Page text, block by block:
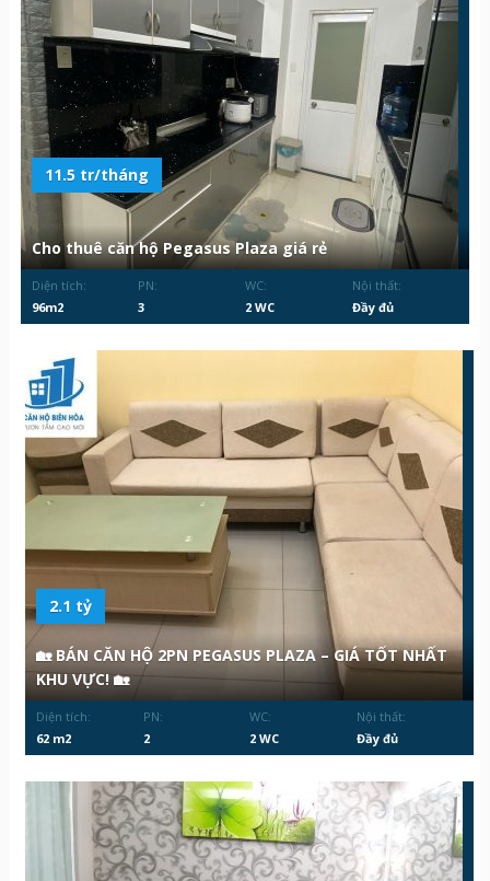
11.5 tr/tháng
Cho thuê căn hộ Pegasus Plaza giá rẻ
Diện tích:
96m2
PN:
3
WC:
2 WC
Nội thất:
Đầy đủ
2.1 tỷ
🏡 BÁN CĂN HỘ 2PN PEGASUS PLAZA – GIÁ TỐT NHẤT
KHU VỰC! 🏡
Diện tích:
62 m2
PN:
2
WC:
2 WC
Nội thất:
Đầy đủ